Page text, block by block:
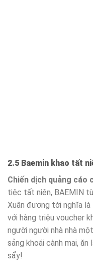
2.5 Baemin khao tất
Chiến dịch quảng cáo
tiệc tất niên, BAEMIN
Xuân đương tới nghĩa
với hàng triệu voucher
người người nhà nhà
sảng khoái cành mai,
sẩy!